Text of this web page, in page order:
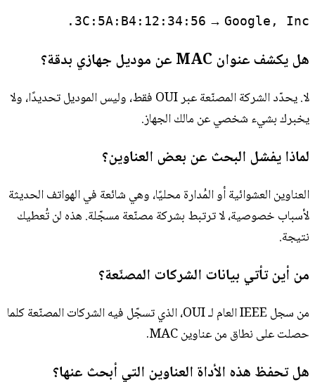
3C:5A:B4:12:34:56 → Google, Inc.
هل يكشف عنوان MAC عن موديل جهازي بدقة؟
لا. يحدّد الشركة المصنّعة عبر OUI فقط، وليس الموديل تحديدًا، ولا
يخبرك بشيء شخصي عن مالك الجهاز.
لماذا يفشل البحث عن بعض العناوين؟
العناوين العشوائية أو المُدارة محليًا، وهي شائعة في الهواتف الحديثة
لأسباب خصوصية، لا ترتبط بشركة مصنّعة مسجّلة. هذه لن تُعطيك
نتيجة.
من أين تأتي بيانات الشركات المصنّعة؟
من سجل IEEE العام لـ OUI، الذي تسجّل فيه الشركات المصنّعة كلما
حصلت على نطاق من عناوين MAC.
هل تحفظ هذه الأداة العناوين التي أبحث عنها؟